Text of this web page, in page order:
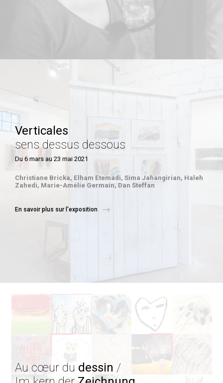
Verticales
sens dessus dessous
Du 6 mars au 23 mai 2021
Christiane Bricka, Elham Etemadi, Sima Jahangirian, Haleh
Zahedi, Marie-Amélie Germain, Dan Steffan
En savoir plus sur l'exposition
Au cœur du dessin /